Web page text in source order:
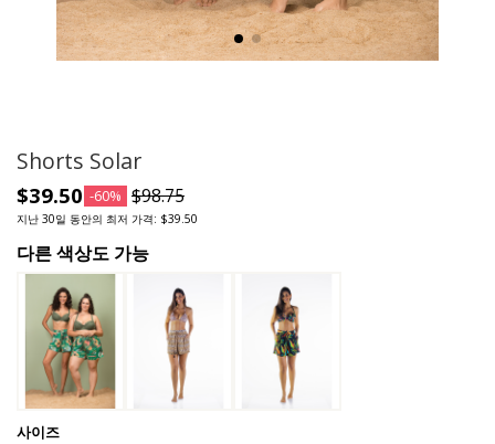
Shorts Solar
$39.50 -60% $98.75
지난 30일 동안의 최저 가격: $39.50
다른 색상도 가능
사이즈